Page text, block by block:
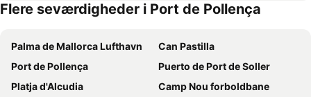
Grupotel Port De Alcudia
BQ Delfín Azul Hotel
Alcanada Golf Hotel
Alua Boccaccio
Aluasun Continental Park Hotel & Apartments
JS Alcudi Mar
Grupotel Maritimo
Iberostar Waves Playa de Muro
Flere seværdigheder i Port de Pollença
Palma de Mallorca Lufthavn
Can Pastilla
Port de Pollença
Puerto de Port de Soller
Platja d'Alcudia
Camp Nou forboldbane